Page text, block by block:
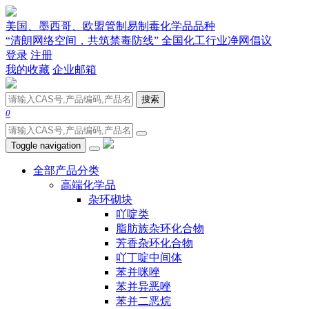
美国、墨西哥、欧盟管制易制毒化学品品种
“清朗网络空间，共筑禁毒防线” 全国化工行业净网倡议
登录 注册
我的收藏 企业邮箱
搜索
0
Toggle navigation
全部产品分类
高端化学品
杂环砌块
吖啶类
脂肪族杂环化合物
芳香杂环化合物
吖丁啶中间体
苯并咪唑
苯并异恶唑
苯并二恶烷